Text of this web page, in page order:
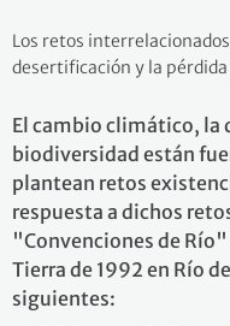
Los retos
desertificación y la
El cambio climático, la
biodiversidad están
plantean retos
respuesta a dichos
"Convenciones de
Tierra de 1992 en Río
siguientes: